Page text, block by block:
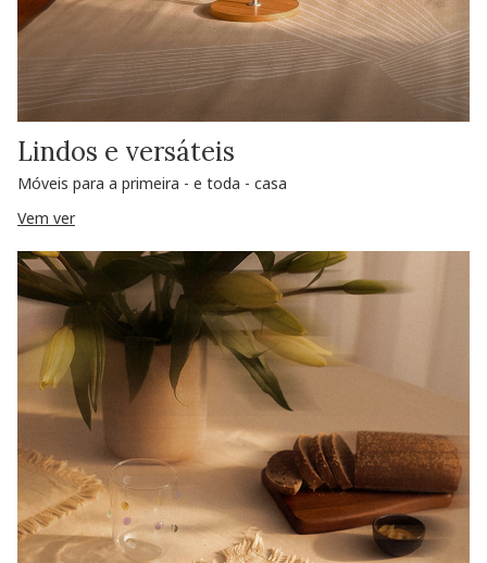
Lindos e versáteis
Móveis para a primeira - e toda - casa
Vem ver